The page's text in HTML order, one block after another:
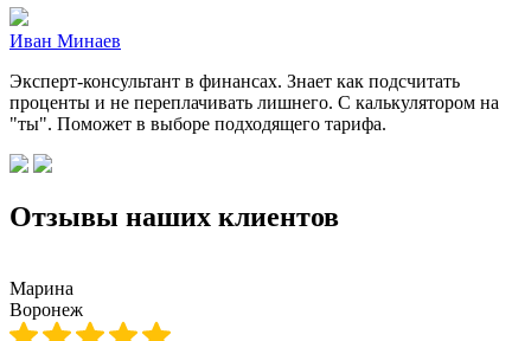
Иван Минаев
Эксперт-консультант в финансах. Знает как подсчитать
проценты и не переплачивать лишнего. С калькулятором на
"ты". Поможет в выборе подходящего тарифа.
Отзывы наших клиентов
Марина
Воронеж